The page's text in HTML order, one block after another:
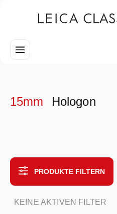
15mm Hologon
PRODUKTE FILTERN
KEINE AKTIVEN FILTER